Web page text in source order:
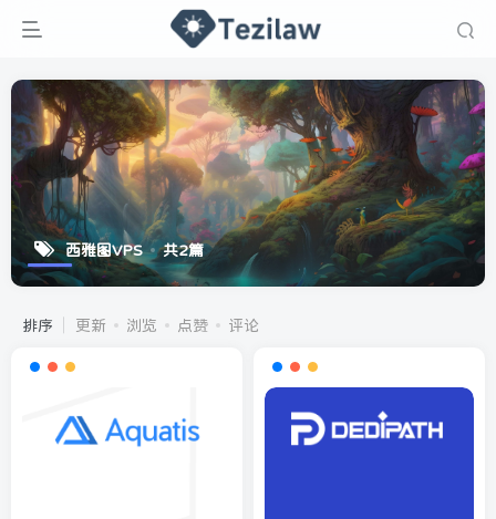
西雅图VPS 共2篇
排序 更新 浏览 点赞 评论